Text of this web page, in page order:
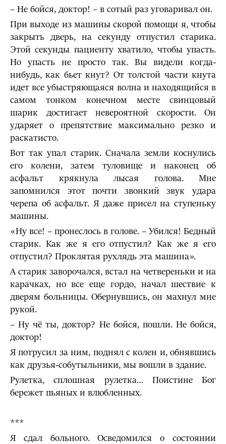
– Не бойся, доктор! – в сотый раз уговаривал он.
При выходе из машины скорой помощи я, чтобы
закрыть дверь, на секунду отпустил старика.
Этой секунды пациенту хватило, чтобы упасть.
Но упасть не просто так. Вы видели когда-
нибудь, как бьет кнут? От толстой части кнута
идет все убыстряющаяся волна и находящийся в
самом тонком конечном месте свинцовый
шарик достигает невероятной скорости. Он
ударяет о препятствие максимально резко и
раскатисто.
Вот так упал старик. Сначала земли коснулись
его колени, затем туловище и наконец об
асфальт крякнула лысая голова. Мне
запомнился этот почти звонкий звук удара
черепа об асфальт. Я даже присел на ступеньку
машины.
«Ну все! – пронеслось в голове. – Убился! Бедный
старик. Как же я его отпустил? Как же я его
отпустил? Проклятая рухлядь эта машина».
А старик заворочался, встал на четвереньки и на
карачках, но все еще гордо, начал шествие к
дверям больницы. Обернувшись, он махнул мне
рукой.
– Ну чё ты, доктор? Не бойся, пошли. Не бойся,
доктор!
Я потрусил за ним, поднял с колен и, обнявшись
как друзья-собутыльники, мы вошли в здание.
Рулетка, сплошная рулетка… Поистине Бог
бережет пьяных и влюбленных.
***
Я сдал больного. Осведомился о состоянии